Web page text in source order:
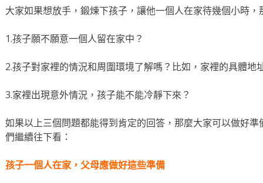
大家如果想放手，鍛煉下孩子，讓他一個人在家待幾個小時
1.孩子願不願意一個人留在家中？
2.孩子對家裡的情況和周圍環境了解嗎？比如，家裡的具體地
3.家裡出現意外情況，孩子能不能冷靜下來？
如果以上三個問題都能得到肯定的回答，那麼大家可以做好
們繼續往下看：
孩子一個人在家，父母應做好這些準備